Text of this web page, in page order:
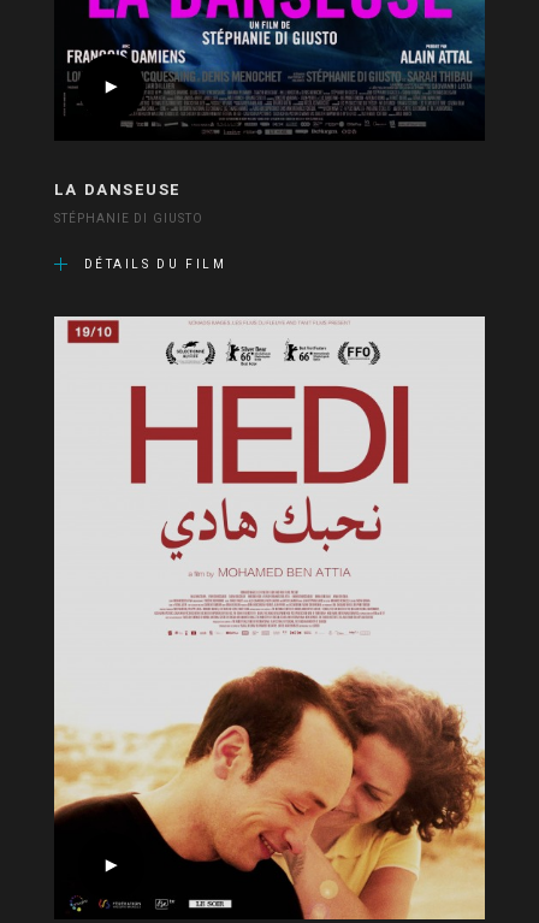
LA DANSEUSE
STÉPHANIE DI GIUSTO
DÉTAILS DU FILM